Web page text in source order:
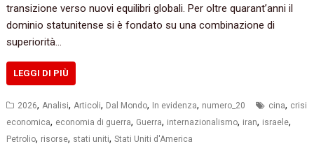
transizione verso nuovi equilibri globali. Per oltre quarant’anni il
dominio statunitense si è fondato su una combinazione di
superiorità…
LEGGI DI PIÙ
2026, Analisi, Articoli, Dal Mondo, In evidenza, numero_20 cina, crisi
economica, economia di guerra, Guerra, internazionalismo, iran, israele,
Petrolio, risorse, stati uniti,Stati Uniti d'America